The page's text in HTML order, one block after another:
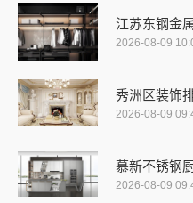
江苏东钢金
2026-08-09
秀洲区装饰
2026-08-09
慕新不锈钢
2026-08-09